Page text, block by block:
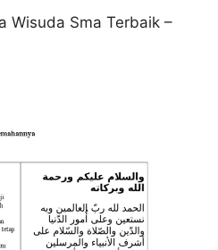
Wisuda Sma Terbaik –